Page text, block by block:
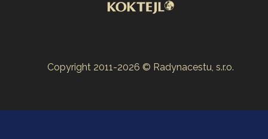
Copyright 2011-2026 © Radynacestu, s.r.o.